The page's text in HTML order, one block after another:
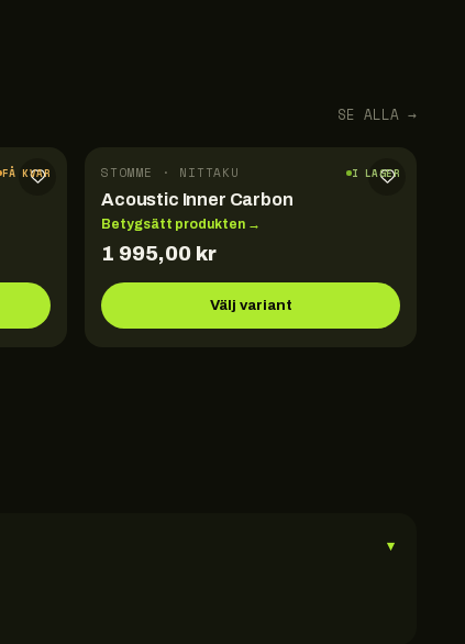
SE ALLA →
FÅ KVAR STOMME · NITTAKU I LAGER
Acoustic Inner Carbon
Betygsätt produkten →
1 995,00 kr
Välj variant
▾